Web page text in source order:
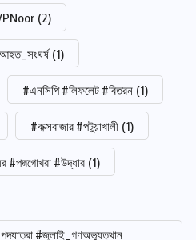
(2)
(1)
#এনসিপি #লিফলেট #বিতরন (1)
#কক্সবাজার #পটুয়াখালী (1)
#পদ্মগোখরা #উদ্ধার (1)
#জুলাই_গণঅভ্যুত্থান